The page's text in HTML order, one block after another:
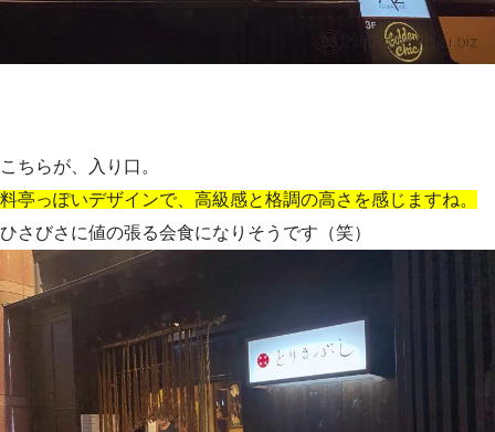
こちらが、入り口。
料亭っぽいデザインで、高級感と格調の高さを感じますね。
ひさびさに値の張る会食になりそうです（笑）